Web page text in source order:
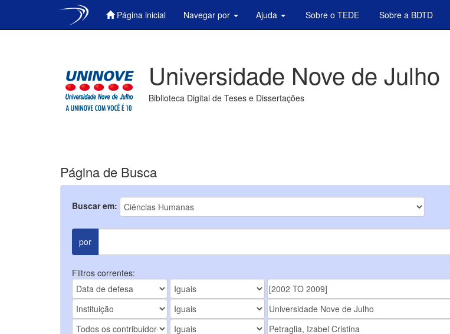
Página inicial Navegar por Ajuda Sobre o TEDE Sobre a BDTD
Universidade Nove de Julho
Biblioteca Digital de Teses e Dissertações
Página de Busca
Buscar em:
por
Filtros correntes: